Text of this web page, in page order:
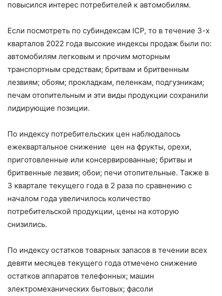
повысился интерес потребителей к автомобилям.
Если посмотреть по субиндексам ICP, то в течение 3-х
кварталов 2022 года высокие индексы продаж были по:
автомобилям легковым и прочим моторным
транспортным средствам; бритвам и бритвенным
лезвиям; обоям; прокладкам, пеленкам, подгузникам;
печам отопительным и эти виды продукции сохранили
лидирующие позиции.
По индексу потребительских цен наблюдалось
ежеквартальное снижение цен на фрукты, орехи,
приготовленные или консервированные; бритвы и
бритвенные лезвия; обои; печи отопительные. Также в
3 квартале текущего года в 2 раза по сравнению с
началом года увеличилось количество
потребительской продукции, цены на которую
снизились.
По индексу остатков товарных запасов в течении всех
девяти месяцев текущего года отмечено снижение
остатков аппаратов телефонных; машин
электромеханических бытовых; фасоли